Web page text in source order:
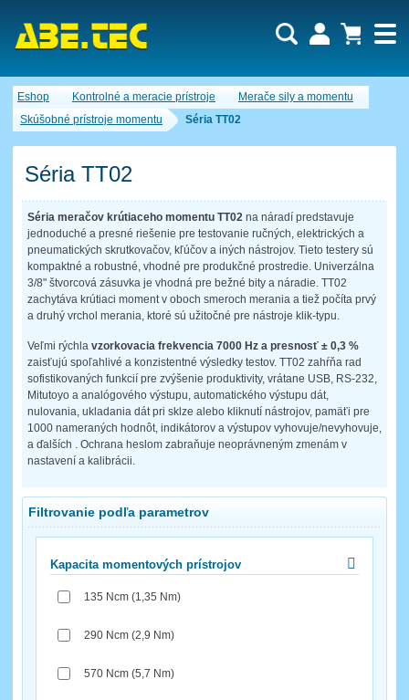
Eshop Kontrolné a meracie prístroje
Merače sily a momentu
Skúšobné prístroje momentu
Séria TT02
Séria TT02
Séria meračov krútiaceho momentu TT02 na náradí predstavuje
jednoduché a presné riešenie pre testovanie ručných, elektrických a
pneumatických skrutkovačov, kľúčov a iných nástrojov. Tieto testery sú
kompaktné a robustné, vhodné pre produkčné prostredie. Univerzálna
3/8" štvorcová zásuvka je vhodná pre bežné bity a náradie. TT02
zachytáva krútiaci moment v oboch smeroch merania a tiež počíta prvý
a druhý vrchol merania, ktoré sú užitočné pre nástroje klik-typu.
Veľmi rýchla vzorkovacia frekvencia 7000 Hz a presnosť ± 0,3 %
zaisťujú spoľahlivé a konzistentné výsledky testov. TT02 zahŕňa rad
sofistikovaných funkcií pre zvýšenie produktivity, vrátane USB, RS-232,
Mitutoyo a analógového výstupu, automatického výstupu dát,
nulovania, ukladania dát pri sklze alebo kliknutí nástrojov, pamäťi pre
1000 nameraných hodnôt, indikátorov a výstupov vyhovuje/nevyhovuje,
a ďalších . Ochrana heslom zabraňuje neoprávneným zmenám v
nastavení a kalibrácii.
Filtrovanie podľa parametrov
Kapacita momentových prístrojov
135 Ncm (1,35 Nm)
290 Ncm (2,9 Nm)
570 Ncm (5,7 Nm)
Dopytový košík je prázdny!
Počet produktov:0